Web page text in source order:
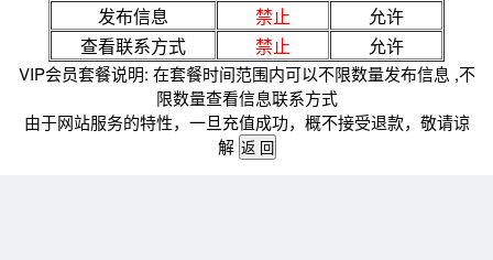
发布信息
禁止
允许
查看联系方式
禁止 允许
VIP会员套餐说明: 在套餐时间范围内可以不限数量发布信息 ,不
限数量查看信息联系方式
由于网站服务的特性，一旦充值成功，概不接受退款，敬请谅
解